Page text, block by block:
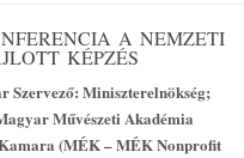
A NEMZETI
KÉPZÉS
Szervező: Miniszterelnökség;
Művészeti Akadémia
(MÉK – MÉK Nonprofit